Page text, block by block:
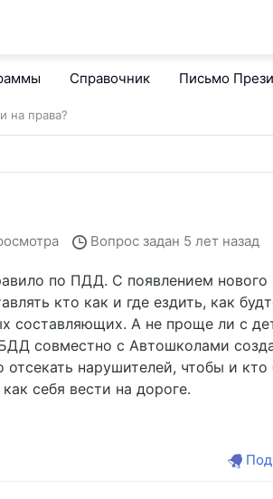
Справочник Письмо
на права?
Вопрос задан 5 лет назад
по ПДД. С появлением нового
кто как и где ездить, как
составляющих. А не проще ли с
совместно с Автошколами
нарушителей, чтобы и кто
себя вести на дороге.